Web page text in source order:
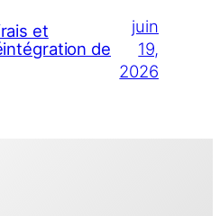
et
de
juin
19,
2026